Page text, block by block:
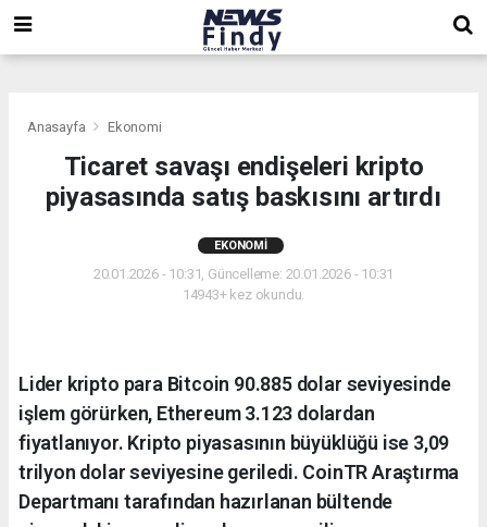
Anasayfa Ekonomi
Ticaret savaşı endişeleri kripto
piyasasında satış baskısını artırdı
EKONOMI
20.01.2026 - 10:31, Güncelleme: 20.01.2026 - 10:31
14943+ kez okundu.
Lider kripto para Bitcoin 90.885 dolar seviyesinde
işlem görürken, Ethereum 3.123 dolardan
fiyatlanıyor. Kripto piyasasının büyüklüğü ise 3,09
trilyon dolar seviyesine geriledi. CoinTR Araştırma
Departmanı tarafından hazırlanan bültende